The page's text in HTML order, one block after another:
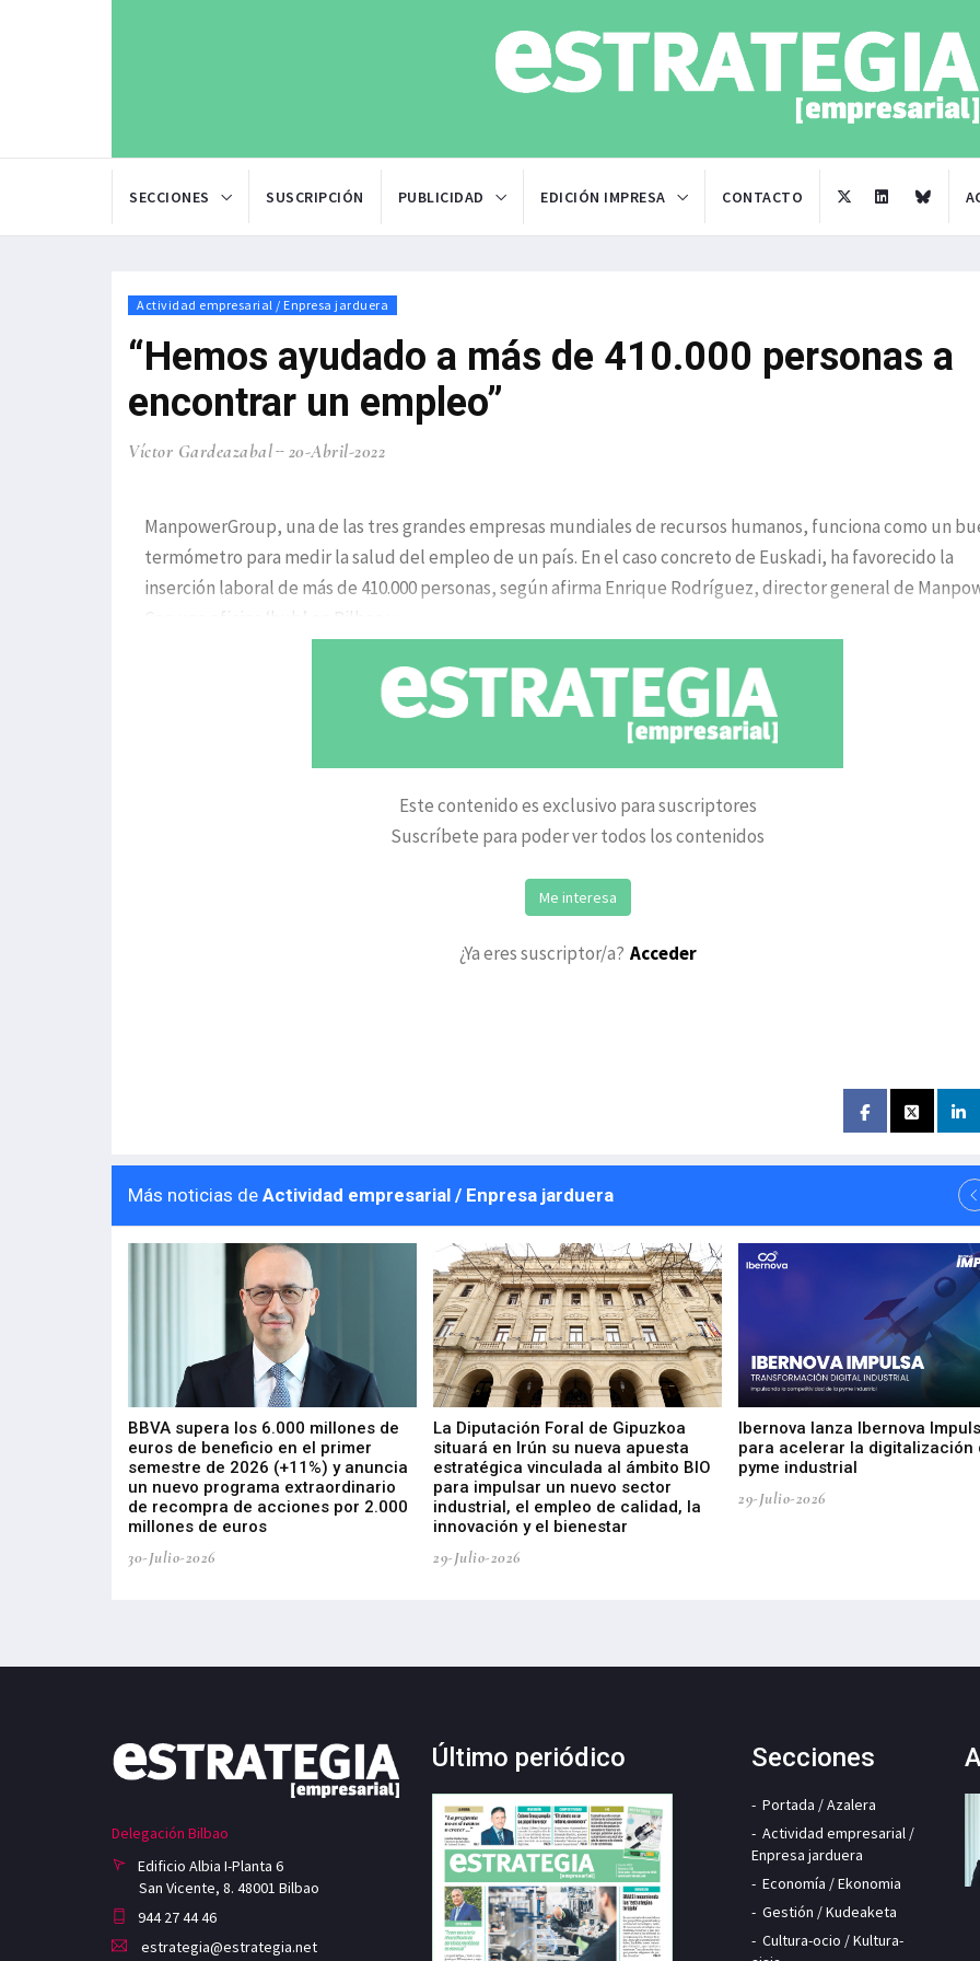
SECCIONES SUSCRIPCIÓN PUBLICIDAD EDICIÓN IMPRESA CONTACTO
Actividad empresarial / Enpresa jarduera
“Hemos ayudado a más de 410.000 personas a
encontrar un empleo”
Víctor Gardeazabal 20-Abril-2022
ManpowerGroup, una de las tres grandes empresas mundiales de recursos humanos, funciona como un
termómetro para medir la salud del empleo de un país. En el caso concreto de Euskadi, ha favorecido la
inserción laboral de más de 410.000 personas, según afirma Enrique Rodríguez, director general de
Con una oficina ‘hub’ en Bilbao y
Este contenido es exclusivo para suscriptores
Suscríbete para poder ver todos los contenidos
Me interesa
¿Ya eres suscriptor/a? Acceder
Más noticias de Actividad empresarial / Enpresa jarduera
BBVA supera los 6.000 millones de
euros de beneficio en el primer
semestre de 2026 (+11%) y anuncia
un nuevo programa extraordinario
de recompra de acciones por 2.000
millones de euros
30-Julio-2026
La Diputación Foral de Gipuzkoa
situará en Irún su nueva apuesta
estratégica vinculada al ámbito BIO
para impulsar un nuevo sector
industrial, el empleo de calidad, la
innovación y el bienestar
29-Julio-2026
Ibernova lanza Ibernova
para acelerar la digitalización
pyme industrial
29-Julio-2026
Delegación Bilbao
Edificio Albia I-Planta 6
San Vicente, 8. 48001 Bilbao
944 27 44 46
estrategia@estrategia.net
Último periódico Secciones
Portada / Azalera
Actividad empresarial /
Enpresa jarduera
Economía / Ekonomia
Gestión / Kudeaketa
Cultura-ocio / Kultura-